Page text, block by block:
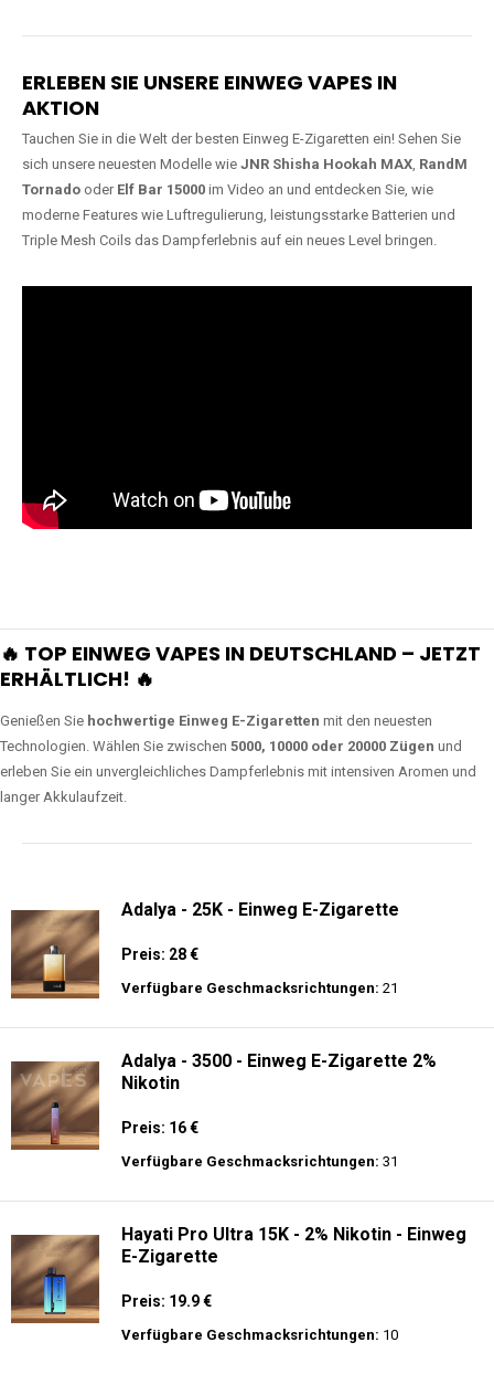
ERLEBEN SIE UNSERE EINWEG VAPES IN
AKTION
Tauchen Sie in die Welt der besten Einweg E-Zigaretten ein! Sehen Sie
sich unsere neuesten Modelle wie JNR Shisha Hookah MAX RandM
Tornado oder Elf Bar 15000 im Video an und entdecken Sie, wie
moderne Features wie Luftregulierung, leistungsstarke Batterien und
Triple Mesh Coils das Dampferlebnis auf ein neues Level bringen.
🔥 TOP EINWEG VAPES IN DEUTSCHLAND – JETZT
ERHÄLTLICH! 🔥
Genießen Sie hochwertige Einweg E-Zigaretten mit den neuesten
Technologien. Wählen Sie zwischen 5000, 10000 oder 20000 Zügen und
erleben Sie ein unvergleichliches Dampferlebnis mit intensiven Aromen und
langer Akkulaufzeit.
Adalya - 25K - Einweg E-Zigarette
Preis: 28 €
Verfügbare Geschmacksrichtungen: 21
Adalya - 3500 - Einweg E-Zigarette 2%
Nikotin
Preis: 16 €
Verfügbare Geschmacksrichtungen: 31
Hayati Pro Ultra 15K - 2% Nikotin - Einweg
E-Zigarette
Preis: 19.9 €
Verfügbare Geschmacksrichtungen: 10